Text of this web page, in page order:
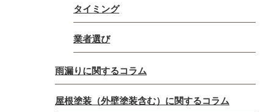
タイミング
業者選び
雨漏りに関するコラム
屋根塗装（外壁塗装含む）に関するコラム